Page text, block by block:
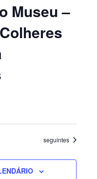
Museu –
Eventos
seguintes